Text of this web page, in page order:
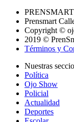
Prensmart
Copyright ©
2019 ©
Términos y
Nuestras
Política
Ojo Show
Policial
Actualidad
Deportes